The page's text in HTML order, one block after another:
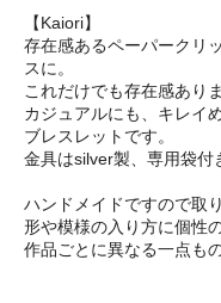
【Kaiori】
存在感あるペーパークリ
スに。
これだけでも存在感あり
カジュアルにも、キレイ
ブレスレットです。
金具はsilver製、専用袋付
ハンドメイドですので取
形や模様の入り方に個性
作品ごとに異なる一点も